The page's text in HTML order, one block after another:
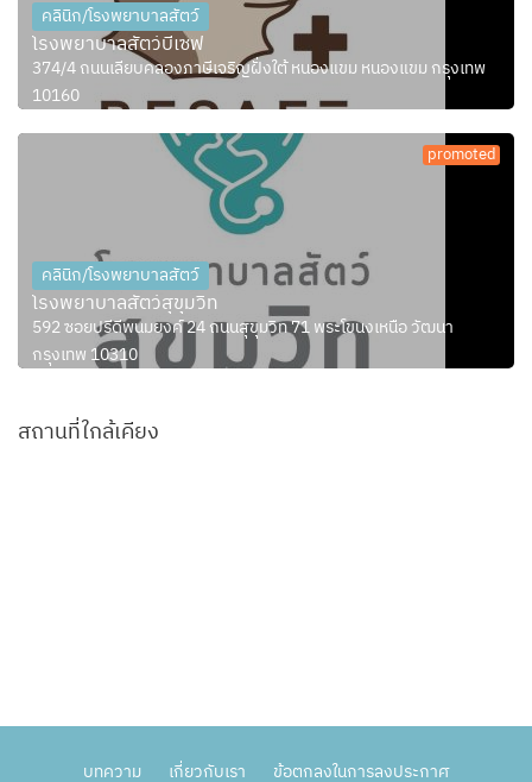
คลินิก/โรงพยาบาลสัตว์
โรงพยาบาลสัตว์บีเซฟ
374/4 ถนนเลียบคลองภาษีเจริญฝั่งใต้ หนองแขม หนองแขม กรุงเทพ
10160
promoted
คลินิก/โรงพยาบาลสัตว์
โรงพยาบาลสัตว์สุขุมวิท
592 ซอยปรีดีพนมยงค์ 24 ถนนสุขุมวิท 71 พระโขนงเหนือ วัฒนา
กรุงเทพ 10310
สถานที่ใกล้เคียง
บทความ เกี่ยวกับเรา ข้อตกลงในการลงประกาศ